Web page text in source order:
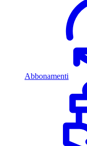
Abbonamenti